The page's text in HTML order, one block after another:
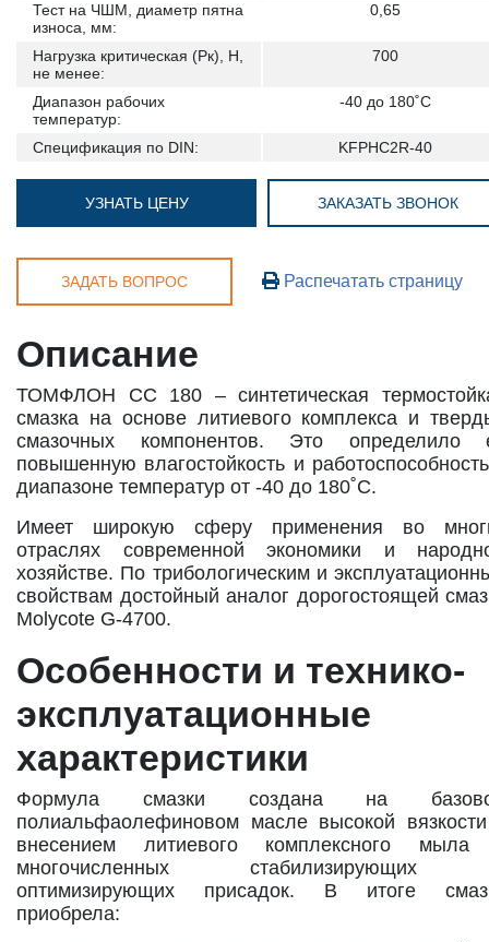
Тест на ЧШМ, диаметр пятна
износа, мм:
0,65
Нагрузка критическая (Рк), Н,
не менее:
700
Диапазон рабочих
температур:
-40 до 180˚С
Спецификация по DIN: KFPHC2R-40
УЗНАТЬ ЦЕНУ ЗАКАЗАТЬ ЗВОНОК
ЗАДАТЬ ВОПРОС Распечатать страницу
Описание
ТОМФЛОН СС 180 – синтетическая
смазка на основе литиевого комплекса и
смазочных компонентов. Это определило
повышенную влагостойкость и
диапазоне температур от -40 до 180˚С.
Имеет широкую сферу применения во
отраслях современной экономики и
хозяйстве. По трибологическим и
свойствам достойный аналог дорогостоящей
Molycote G-4700.
Особенности и технико-
эксплуатационные
характеристики
Формула смазки создана на
полиальфаолефиновом масле высокой
внесением литиевого комплексного
многочисленных стабилизирующих
оптимизирующих присадок. В итоге
приобрела: